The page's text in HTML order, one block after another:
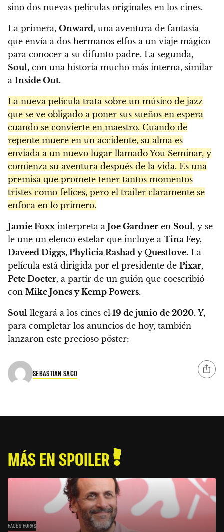
sino dos nuevas películas originales en los cines.
La primera, Onward, una aventura de fantasía
que envía a dos hermanos elfos a un viaje mágico
para conocer a su difunto padre. La segunda,
Soul, con una historia mucho más interna, similar
a Inside Out.
La nueva película trata sobre un músico de jazz
que se ve obligado a poner sus sueños en espera
cuando se convierte en maestro. Cuando de
repente muere en un accidente, su alma es
enviada a un nuevo lugar llamado You Seminar, y
comienza su aventura después de la vida. Es una
premisa que promete tener tantos momentos
tristes como felices, pero el trailer claramente se
enfoca en lo primero.
Jamie Foxxinterpreta a Joe Gardner en Soul, y se
le une un elenco estelar que incluye a Tina Fey,
Daveed Diggs, Phylicia Rashad y Questlove. La
película está dirigida por el presidente de Pixar,
Pete Docter, a partir de un guión que coescribió
con Mike Jones y Kemp Powers.
Soul llegará a los cines el 19 de junio de 2020. Y,
para completar los anuncios de hoy, también
lanzaron este precioso póster:
SEBASTIAN SACO
MÁS EN SPOILER
HACE 6 HORAS